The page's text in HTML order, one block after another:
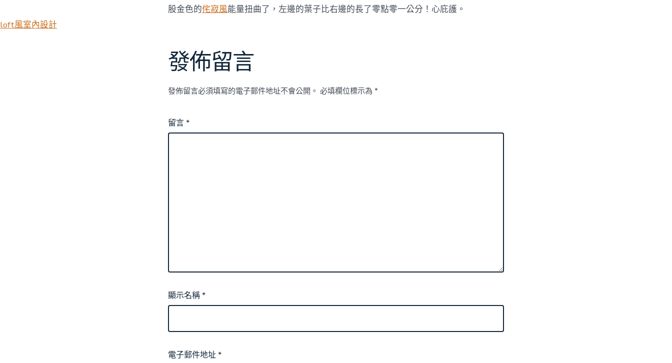
股金色的侘寂風能量扭曲了，左邊的葉子比右邊的長了零點零一公分！心庇護。
loft風室內設計
發佈留言
發佈留言必須填寫的電子郵件地址不會公開。 必填欄位標示為 *
留言*
顯示名稱*
電子郵件地址*